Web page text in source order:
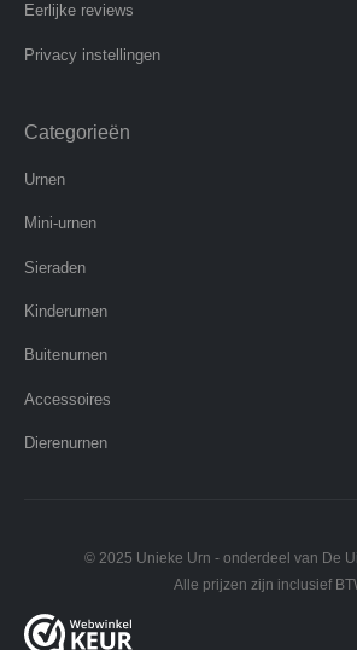
Eerlijke reviews
Privacy instellingen
Categorieën
Urnen
Mini-urnen
Sieraden
Kinderurnen
Buitenurnen
Accessoires
Dierenurnen
© 2025 Unieke Urn - onderdeel van De
Alle prijzen zijn inclusief